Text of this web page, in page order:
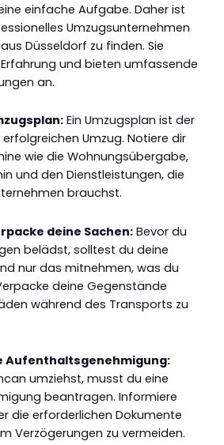
einfache Aufgabe. Daher ist
Umzugsunternehmen
Düsseldorf zu finden. Sie
und bieten umfassende
an.
Ein Umzugsplan ist der
Umzug. Notiere dir
wie die Wohnungsübergabe,
und den Dienstleistungen, die
brauchst.
deine Sachen: Bevor du
belädst, solltest du deine
nur das mitnehmen, was du
deine Gegenstände
während des Transports zu
Aufenthaltsgenehmigung:
umziehst, musst du eine
beantragen. Informiere
die erforderlichen Dokumente
Verzögerungen zu vermeiden.